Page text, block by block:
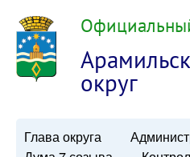
округ
Глава округа